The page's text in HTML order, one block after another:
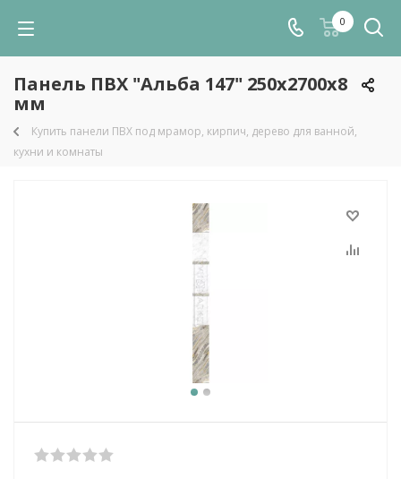
0
Панель ПВХ "Альба 147" 250х2700х8
мм
Купить панели ПВХ под мрамор, кирпич, дерево для ванной,
кухни и комнаты